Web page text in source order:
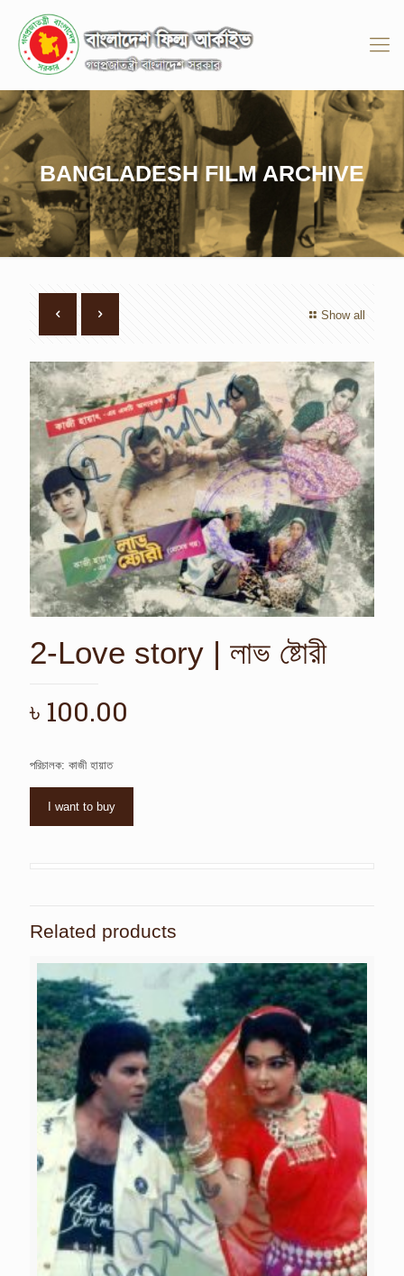
BANGLADESH FILM ARCHIVE
Show all
2-Love story | লাভ ষ্টোরী
৳ 100.00
পরিচালক: কাজী হায়াত
I want to buy
Related products